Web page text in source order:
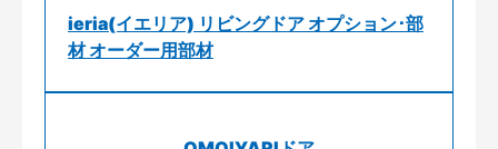
ieria(イエリア) リビングドア オプション･部
材 オーダー用部材